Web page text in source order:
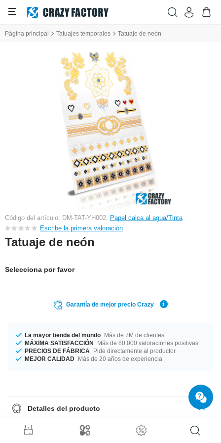
Página principal Tatuajes temporales Tatuaje de neón
Código del artículo: DM-TAT-YH002, Papel calca al agua/Tinta
Escribe la primera valoración
Tatuaje de neón
Selecciona por favor
Garantía de mejor precio Crazy
La mayor tienda del mundo Más de 7M de clientes
MÁXIMA SATISFACCIÓN
Más de 80.000 valoraciones positivas
PRECIOS DE FÁBRICA
Pide directamente al productor
MEJOR CALIDAD Más de 20 años de experiencia
Detalles del producto
elimina facilmente con agua. Brillan en intensivos colores luminosos en
lugares con luz UV. ¡Ideal para estas fiestas o simplemente para salir!